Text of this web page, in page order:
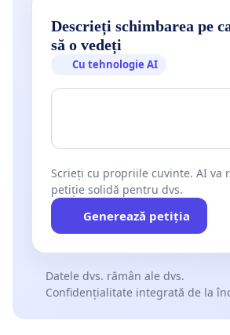
Descrieți schimbarea pe
să o vedeți
Cu tehnologie AI
Scrieți cu propriile cuvinte. AI va
petiție solidă pentru dvs.
Generează petiția
Datele dvs. rămân ale dvs.
Confidențialitate integrată de la